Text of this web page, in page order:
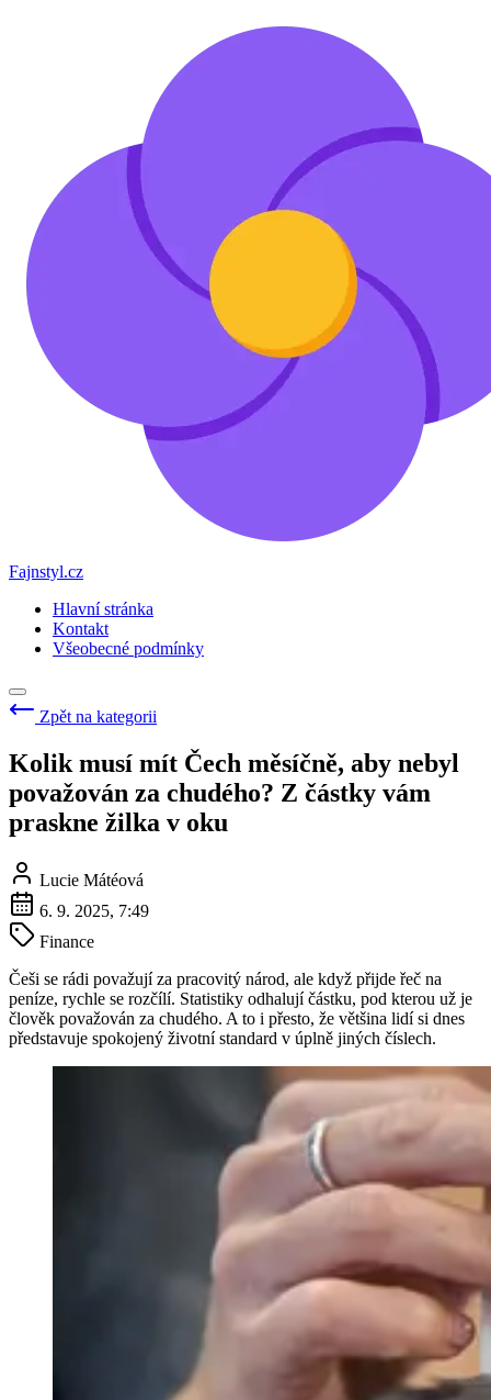
Fajnstyl.cz
Hlavní stránka
Kontakt
Všeobecné podmínky
Zpět na kategorii
Kolik musí mít Čech měsíčně, aby nebyl
považován za chudého? Z částky vám
praskne žilka v oku
Lucie Mátéová
6. 9. 2025, 7:49
Finance
Češi se rádi považují za pracovitý národ, ale když přijde řeč na
peníze, rychle se rozčílí. Statistiky odhalují částku, pod kterou už je
člověk považován za chudého. A to i přesto, že většina lidí si dnes
představuje spokojený životní standard v úplně jiných číslech.